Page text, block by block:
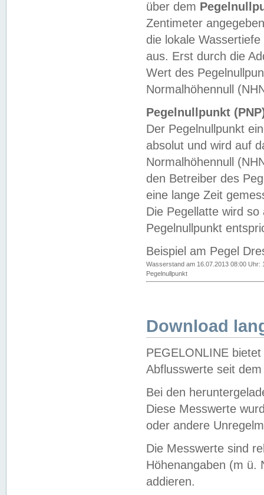
über dem
Zentimeter
die lokale
aus. Erst durch die
Wert des
Normalhöhennull
Pegelnullpunkt
Der Pegelnullpunkt
absolut und wird auf
Normalhöhennull
den Betreiber des
eine lange Zeit
Die Pegellatte wird
Pegelnullpunkt
Beispiel am Pegel
Wasserstand am 16.07.2013 08:00 Uhr:
Pegelnullpunkt
Download
PEGELONLINE
Abflusswerte seit
Bei den
Diese Messwerte
oder andere
Die Messwerte sind
Höhenangaben (m ü.
addieren.